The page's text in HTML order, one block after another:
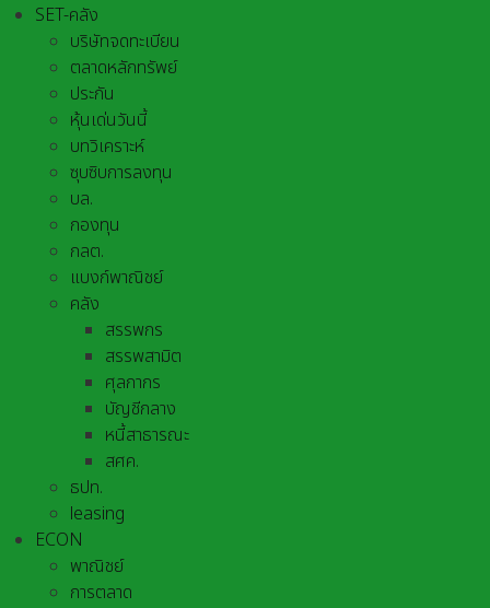
SET-คลัง
บริษัทจดทะเบียน
ตลาดหลักทรัพย์
ประกัน
หุ้นเด่นวันนี้
บทวิเคราะห์
ซุบซิบการลงทุน
บล.
กองทุน
กลต.
แบงก์พาณิชย์
คลัง
สรรพกร
สรรพสามิต
ศุลกากร
บัญชีกลาง
หนี้สาธารณะ
สศค.
ธปท.
leasing
ECON
พาณิชย์
การตลาด